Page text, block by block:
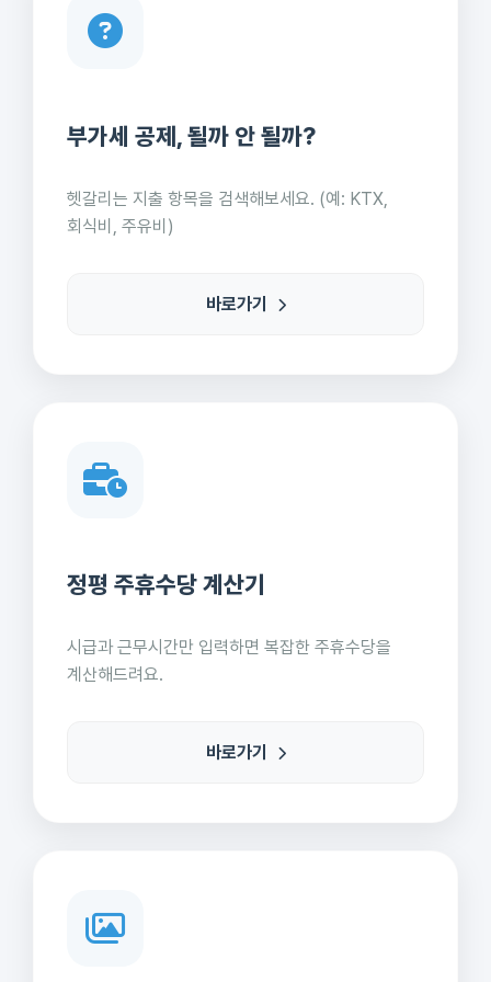
부가세 공제, 될까 안 될까?
헷갈리는 지출 항목을 검색해보세요. (예: KTX,
회식비, 주유비)
바로가기
정평 주휴수당 계산기
시급과 근무시간만 입력하면 복잡한 주휴수당을
계산해드려요.
바로가기